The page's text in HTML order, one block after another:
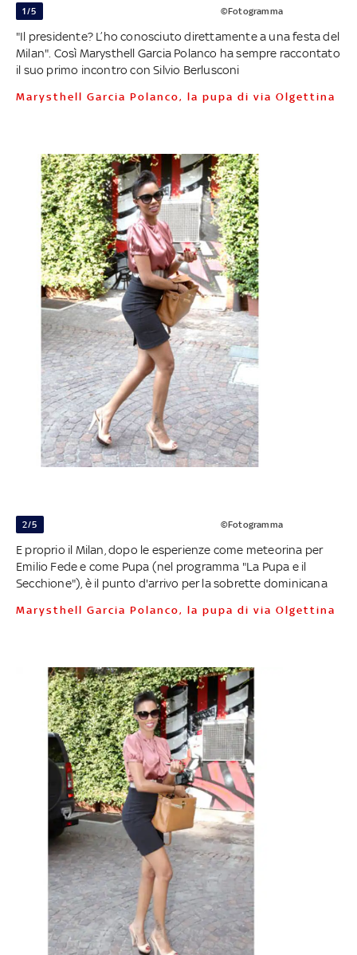
1/5 ©Fotogramma
"Il presidente? L’ho conosciuto direttamente a una festa del
Milan". Così Marysthell Garcia Polanco ha sempre raccontato
il suo primo incontro con Silvio Berlusconi
Marysthell Garcia Polanco, la pupa di via Olgettina
2/5 ©Fotogramma
E proprio il Milan, dopo le esperienze come meteorina per
Emilio Fede e come Pupa (nel programma "La Pupa e il
Secchione"), è il punto d'arrivo per la sobrette dominicana
Marysthell Garcia Polanco, la pupa di via Olgettina